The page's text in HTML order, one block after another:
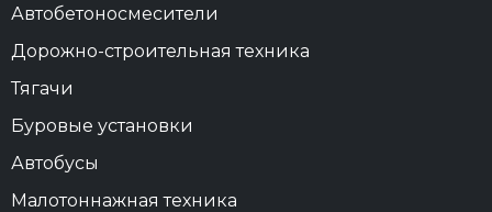
Автобетоносмесители
Дорожно-строительная техника
Тягачи
Буровые установки
Автобусы
Малотоннажная техника